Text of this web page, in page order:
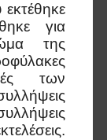
για
της
των